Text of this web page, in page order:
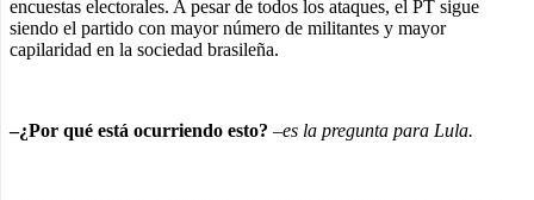
encuestas electorales. A pesar de todos los ataques, el PT sigue
siendo el partido con mayor número de militantes y mayor
capilaridad en la sociedad brasileña.
–¿Por qué está ocurriendo esto? –es la pregunta para Lula.